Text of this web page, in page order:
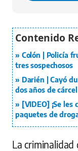
Colón | Policía
tres sospechosos
Darién | Cayó
dos años de cárcel
[VIDEO] ¡Se
paquetes de
La